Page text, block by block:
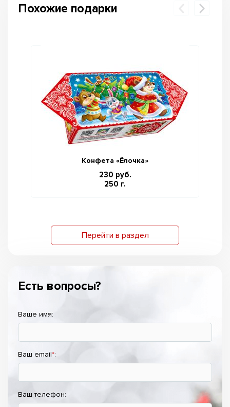
Похожие подарки
Конфета «Ёлочка»
230 руб.
250 г.
Перейти в раздел
Есть вопросы?
Ваше имя:
Ваш email*:
Ваш телефон: